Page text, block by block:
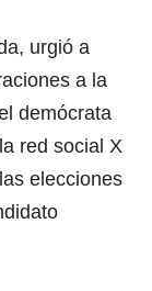
urgió a
a la
demócrata
red social X
elecciones